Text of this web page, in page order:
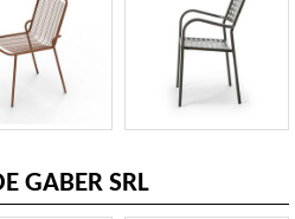
GABER SRL